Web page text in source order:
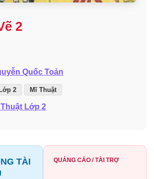
2
Quốc Toản
Lớp 2 Mĩ Thuật
Thuật Lớp 2
TÀI
QUẢNG CÁO / TÀI TRỢ